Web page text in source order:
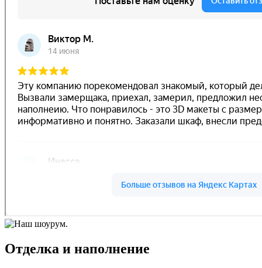
Отделка и наполнение